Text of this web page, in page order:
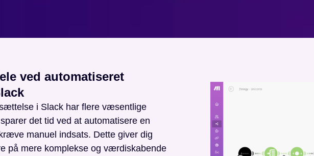
ved automatiseret
i Slack har flere væsentlige
det tid ved at automatisere en
manuel indsats. Dette giver dig
på mere komplekse og værdiskabende